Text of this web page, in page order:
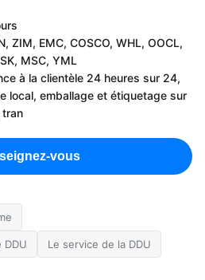
ZIM, EMC, COSCO, WHL, OOCL,
MSC, YML
à la clientèle 24 heures sur 24,
local, emballage et étiquetage sur
tran
vous
DDU Le service de la DDU